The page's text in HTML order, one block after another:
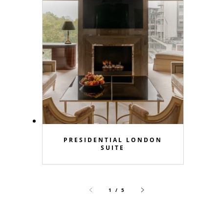
PRESIDENTIAL LONDON
SUITE
1 / 5